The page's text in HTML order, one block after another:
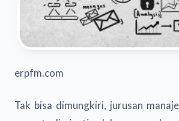
erpfm.com
Tak bisa dimungkiri, jurusan